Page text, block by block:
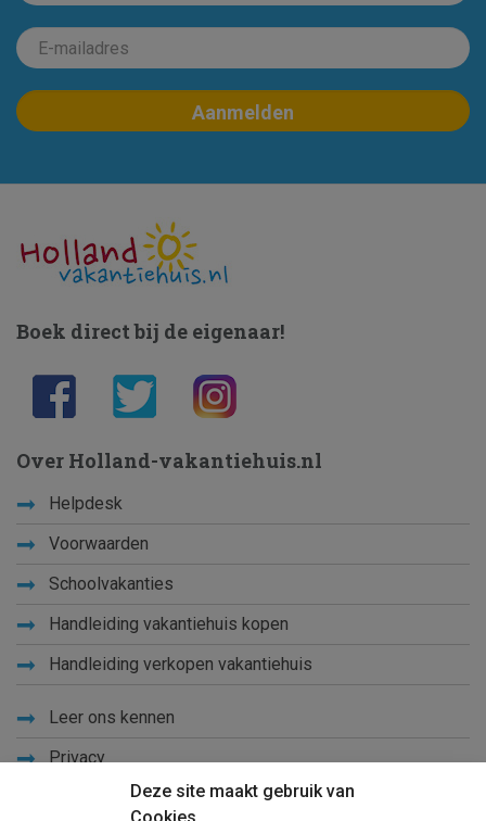
Deze site maakt gebruik van
Boek direct bij de eigenaar!
Over Holland-vakantiehuis.nl
Helpdesk
Voorwaarden
Schoolvakanties
Handleiding vakantiehuis kopen
Handleiding verkopen vakantiehuis
Leer ons kennen
Privacy